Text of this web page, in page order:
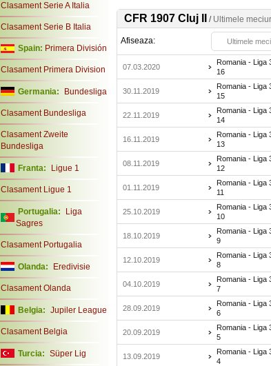
Clasament Serie A Italia
Clasament Serie B Italia
Spain: Primera División
Clasament Primera Division
Germania: Bundesliga
Clasament Bundesliga
Clasament Zweite
Bundesliga
Franta: Ligue 1
Clasament Ligue 1
Portugalia:
Liga
Sagres
Clasament Portugalia
Olanda: Eredivisie
Clasament Olanda
Belgia: Jupiler League
Clasament Belgia
Turcia: Süper Lig
CFR 1907 Cluj II / Ultimele
Afiseaza: Ultimele
07.03.2020
Romania - Liga
16
30.11.2019
Romania - Liga
15
22.11.2019
Romania - Liga
14
16.11.2019
Romania - Liga
13
08.11.2019
Romania - Liga
12
01.11.2019
Romania - Liga
11
25.10.2019
Romania - Liga
10
18.10.2019
Romania - Liga
9
12.10.2019
Romania - Liga
8
04.10.2019
Romania - Liga
7
28.09.2019
Romania - Liga
6
20.09.2019
Romania - Liga
5
13.09.2019
Romania - Liga
4